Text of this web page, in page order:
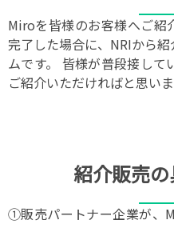
Miroを皆様のお客様へご紹
完了した場合に、NRIから
ムです。
皆様が普段接して
ご紹介いただければと思いま
紹介販売
①販売パートナー企業が、